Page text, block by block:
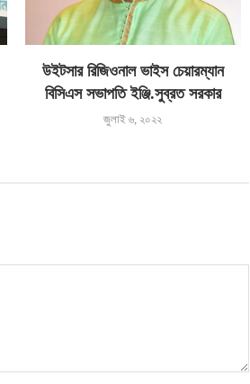
উইটসার রিজিওনাল ভাইস চেয়ারম্যান
বিসিএস সভাপতি ইঞ্জি.সুব্রত সরকার
জুলাই ৬, ২০২২